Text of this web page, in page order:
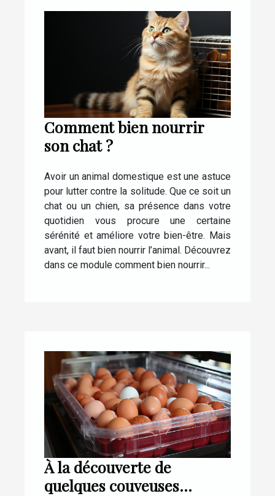
Comment bien nourrir
son chat ?
Avoir un animal domestique est une astuce
pour lutter contre la solitude. Que ce soit un
chat ou un chien, sa présence dans votre
quotidien vous procure une certaine
sérénité et améliore votre bien-être. Mais
avant, il faut bien nourrir l’animal. Découvrez
dans ce module comment bien nourrir...
À la découverte de
quelques couveuses